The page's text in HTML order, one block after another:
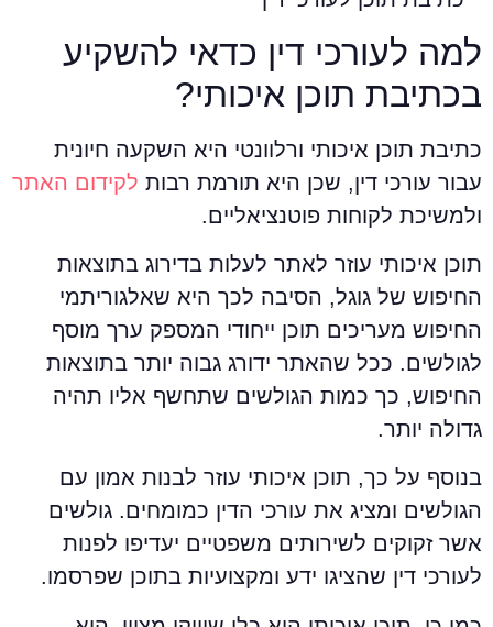
למה לעורכי דין כדאי להשקיע
בכתיבת תוכן איכותי?
כתיבת תוכן איכותי ורלוונטי היא השקעה חיונית
עבור עורכי דין, שכן היא תורמת רבותלקידום האתר
ולמשיכת לקוחות פוטנציאליים.
תוכן איכותי עוזר לאתר לעלות בדירוג בתוצאות
החיפוש של גוגל, הסיבה לכך היא שאלגוריתמי
החיפוש מעריכים תוכן ייחודי המספק ערך מוסף
לגולשים. ככל שהאתר ידורג גבוה יותר בתוצאות
החיפוש, כך כמות הגולשים שתחשף אליו תהיה
גדולה יותר.
בנוסף על כך, תוכן איכותי עוזר לבנות אמון עם
הגולשים ומציג את עורכי הדין כמומחים. גולשים
אשר זקוקים לשירותים משפטיים יעדיפו לפנות
לעורכי דין שהציגו ידע ומקצועיות בתוכן שפרסמו.